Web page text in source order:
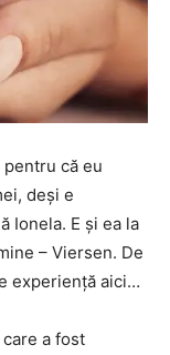
că eu
deşi e
Ionela. E şi ea la
– Viersen. De
experienţă aici…
a fost